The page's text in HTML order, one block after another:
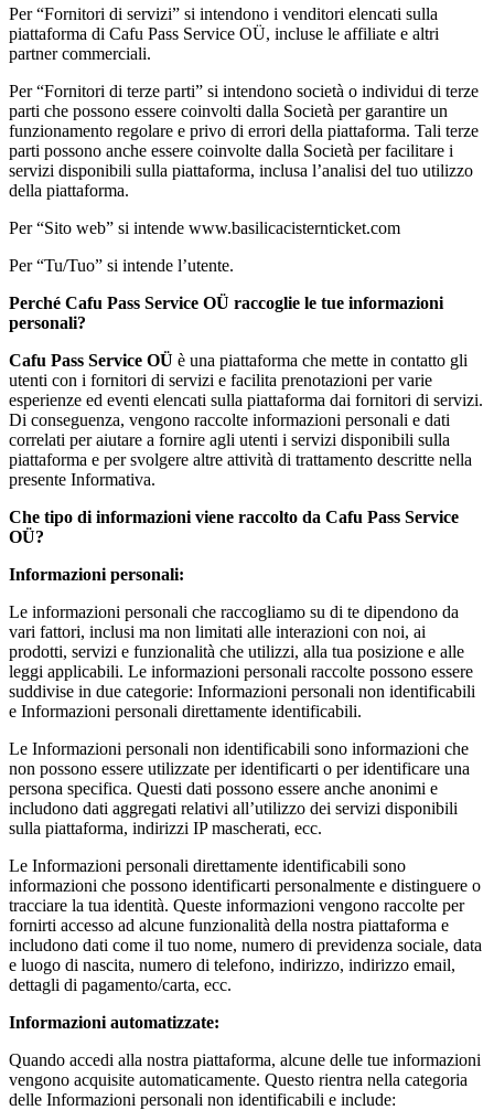
Per “Fornitori di servizi” si intendono i venditori elencati sulla
piattaforma di Cafu Pass Service OÜ, incluse le affiliate e altri
partner commerciali.
Per “Fornitori di terze parti” si intendono società o individui di terze
parti che possono essere coinvolti dalla Società per garantire un
funzionamento regolare e privo di errori della piattaforma. Tali terze
parti possono anche essere coinvolte dalla Società per facilitare i
servizi disponibili sulla piattaforma, inclusa l’analisi del tuo utilizzo
della piattaforma.
Per “Sito web” si intende www.basilicacisternticket.com
Per “Tu/Tuo” si intende l’utente.
Perché Cafu Pass Service OÜ raccoglie le tue informazioni
personali?
Cafu Pass Service OÜ è una piattaforma che mette in contatto gli
utenti con i fornitori di servizi e facilita prenotazioni per varie
esperienze ed eventi elencati sulla piattaforma dai fornitori di servizi.
Di conseguenza, vengono raccolte informazioni personali e dati
correlati per aiutare a fornire agli utenti i servizi disponibili sulla
piattaforma e per svolgere altre attività di trattamento descritte nella
presente Informativa.
Che tipo di informazioni viene raccolto da Cafu Pass Service
OÜ?
Informazioni personali:
Le informazioni personali che raccogliamo su di te dipendono da
vari fattori, inclusi ma non limitati alle interazioni con noi, ai
prodotti, servizi e funzionalità che utilizzi, alla tua posizione e alle
leggi applicabili. Le informazioni personali raccolte possono essere
suddivise in due categorie: Informazioni personali non identificabili
e Informazioni personali direttamente identificabili.
Le Informazioni personali non identificabili sono informazioni che
non possono essere utilizzate per identificarti o per identificare una
persona specifica. Questi dati possono essere anche anonimi e
includono dati aggregati relativi all’utilizzo dei servizi disponibili
sulla piattaforma, indirizzi IP mascherati, ecc.
Le Informazioni personali direttamente identificabili sono
informazioni che possono identificarti personalmente e distinguere o
tracciare la tua identità. Queste informazioni vengono raccolte per
fornirti accesso ad alcune funzionalità della nostra piattaforma e
includono dati come il tuo nome, numero di previdenza sociale, data
e luogo di nascita, numero di telefono, indirizzo, indirizzo email,
dettagli di pagamento/carta, ecc.
Informazioni automatizzate:
Quando accedi alla nostra piattaforma, alcune delle tue informazioni
vengono acquisite automaticamente. Questo rientra nella categoria
delle Informazioni personali non identificabili e include: